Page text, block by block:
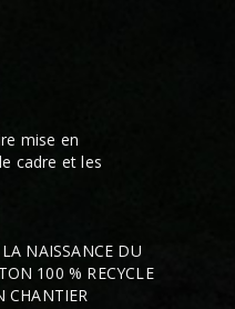
mise en
cadre et les
LA NAISSANCE DU
100 % RECYCLE
CHANTIER